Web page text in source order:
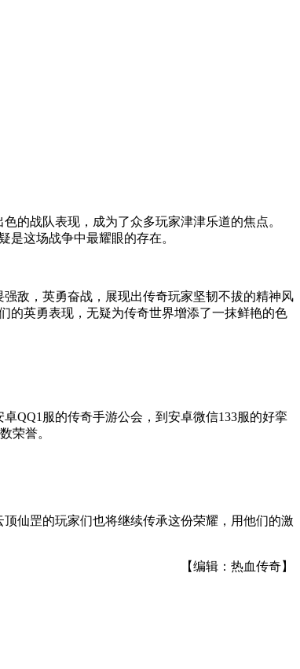
的战队表现，成为了众多玩家津津乐道的焦点。
是这场战争中最耀眼的存在。
敌，英勇奋战，展现出传奇玩家坚韧不拔的精神风
的英勇表现，无疑为传奇世界增添了一抹鲜艳的色
QQ1服的传奇手游公会，到安卓微信133服的好挛
荣誉。
仙罡的玩家们也将继续传承这份荣耀，用他们的激
【编辑：热血传奇】